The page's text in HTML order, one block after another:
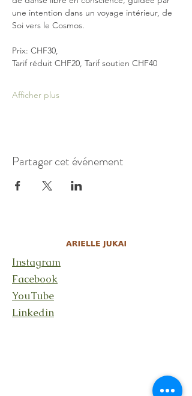
une intention dans un voyage intérieur, de
Soi vers le Cosmos.
Prix: CHF30,
Tarif réduit CHF20, Tarif soutien CHF40
Afficher plus
Partager cet événement
Instagram
Facebook
YouTube
Linkedin